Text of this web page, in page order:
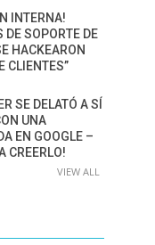
INTERNA!
DE SOPORTE DE
HACKEARON
CLIENTES”
SE DELATÓ A SÍ
UNA
EN GOOGLE –
CREERLO!
VIEW ALL